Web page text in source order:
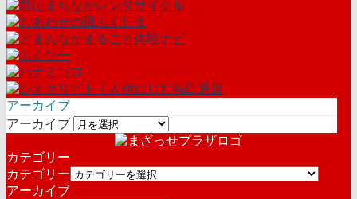
アーカイブ
アーカイブ
カテゴリー
カテゴリー
アーカイブ